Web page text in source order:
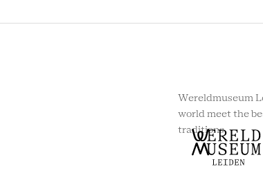
Wereldmuseum
world meet the
traditions.